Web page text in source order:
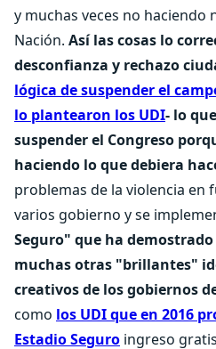
y muchas veces no haciendo
Nación. Así las cosas lo
desconfianza y rechazo
lógica de suspender el
lo plantearon los UDI- lo
suspender el Congreso
haciendo lo que debiera
problemas de la violencia en
varios gobierno y se
Seguro" que ha
muchas otras "brillantes"
creativos de los gobiernos
como los UDI que en 2016
Estadio Seguro ingreso